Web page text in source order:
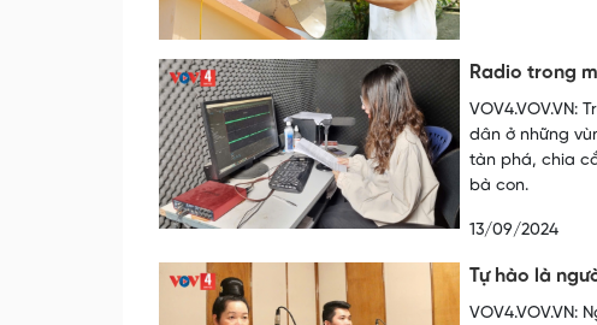
Radio trong
dân ở những
tàn phá, chia
bà con.
13/09/2024
Tự hào là